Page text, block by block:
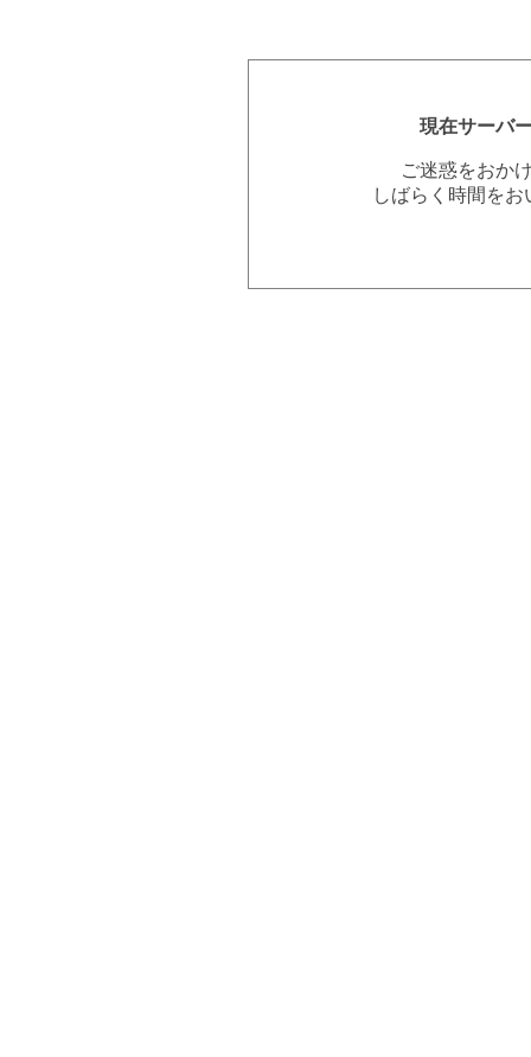
現在サーバ
ご迷惑をおか
しばらく時間を